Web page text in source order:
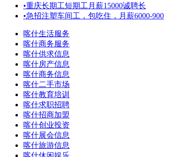
•重庆长期工短期工月薪15000诚聘长
•急招注塑车间工，包吃住，月薪6000-900
喀什生活服务
喀什商务服务
喀什供求信息
喀什房产信息
喀什商务信息
喀什二手市场
喀什教育培训
喀什求职招聘
喀什招商加盟
喀什创业投资
喀什展会信息
喀什旅游信息
喀什休闲娱乐